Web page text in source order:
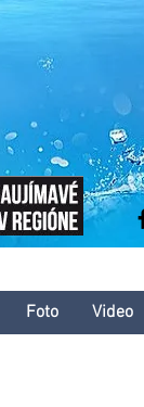
Foto Video